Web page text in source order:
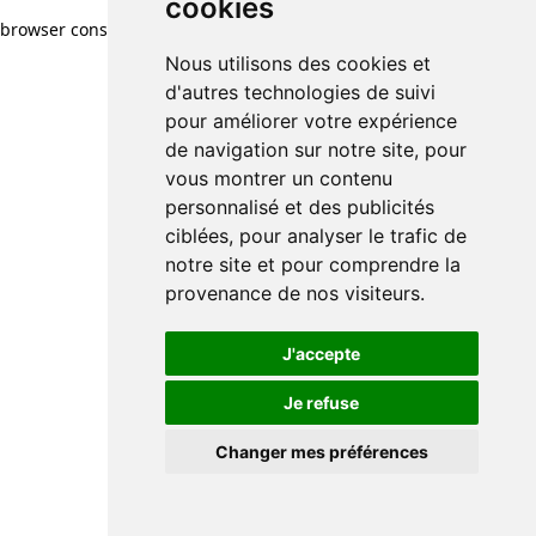
cookies
Nous utilisons des cookies et
d'autres technologies de suivi
pour améliorer votre expérience
de navigation sur notre site, pour
vous montrer un contenu
personnalisé et des publicités
ciblées, pour analyser le trafic de
notre site et pour comprendre la
provenance de nos visiteurs.
J'accepte
Je refuse
Changer mes préférences
browser console for more information)